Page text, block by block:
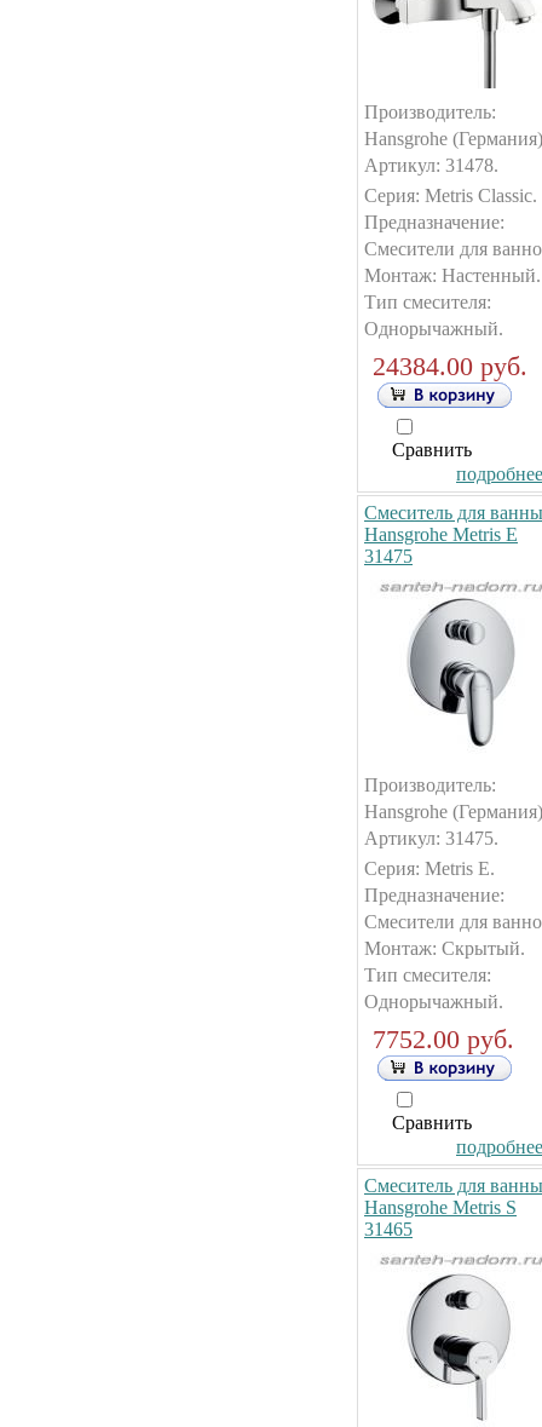
Производитель:
Hansgrohe
Артикул: 31478.
Серия: Metris Classic.
Предназначение:
Смесители для
Монтаж: Настенный.
Тип смесителя:
Однорычажный.
24384.00 руб.
Сравнить
Смеситель для ванны
Hansgrohe Metris E
31475
Производитель:
Hansgrohe
Артикул: 31475.
Серия: Metris E.
Предназначение:
Смесители для
Монтаж: Скрытый.
Тип смесителя:
Однорычажный.
7752.00 руб.
Сравнить
Смеситель для ванны
Hansgrohe Metris S
31465